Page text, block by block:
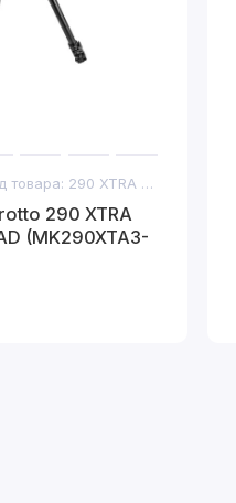
Код товара: 290 XTRA KIT 3 WAY HEAD
290 XTRA
(MK290XTA3-